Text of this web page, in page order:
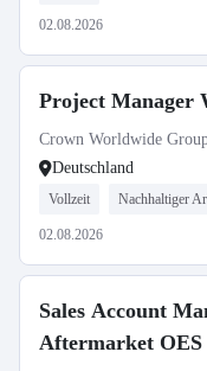
02.08.2026
Project Manager
Crown Worldwide
Deutschland
Vollzeit Nachhaltiger
02.08.2026
Sales Account
Aftermarket OES